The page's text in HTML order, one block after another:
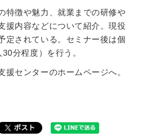
特徴や魅力、就業までの研修や
援内容などについて紹介。現役
定されている。セミナー後は個
分程度）を行う。
援センターのホームページへ。